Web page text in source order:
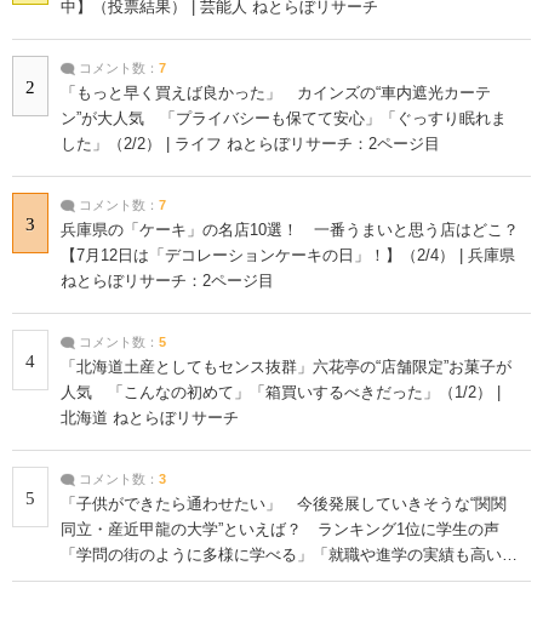
中】（投票結果） | 芸能人 ねとらぼリサーチ
2
コメント数： 7
「もっと早く買えば良かった」 カインズの“車内遮光カーテ
ン”が大人気 「プライバシーも保てて安心」「ぐっすり眠れま
した」（2/2） | ライフ ねとらぼリサーチ：2ページ目
3
コメント数： 7
兵庫県の「ケーキ」の名店10選！ 一番うまいと思う店はどこ？
【7月12日は「デコレーションケーキの日」！】（2/4） | 兵庫県
ねとらぼリサーチ：2ページ目
4
コメント数： 5
「北海道土産としてもセンス抜群」六花亭の“店舗限定”お菓子が
人気 「こんなの初めて」「箱買いするべきだった」（1/2） |
北海道 ねとらぼリサーチ
5
コメント数： 3
「子供ができたら通わせたい」 今後発展していきそうな“関関
同立・産近甲龍の大学”といえば？ ランキング1位に学生の声
「学問の街のように多様に学べる」「就職や進学の実績も高い」
| 大学 ねとらぼリサーチ